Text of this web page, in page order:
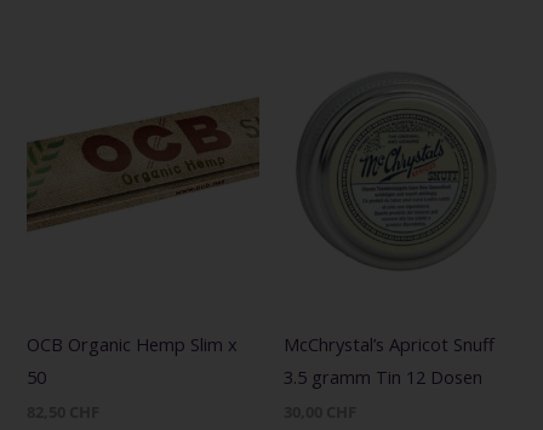
OCB Organic Hemp Slim x
50
McChrystal’s Apricot Snuff
3.5 gramm Tin 12 Dosen